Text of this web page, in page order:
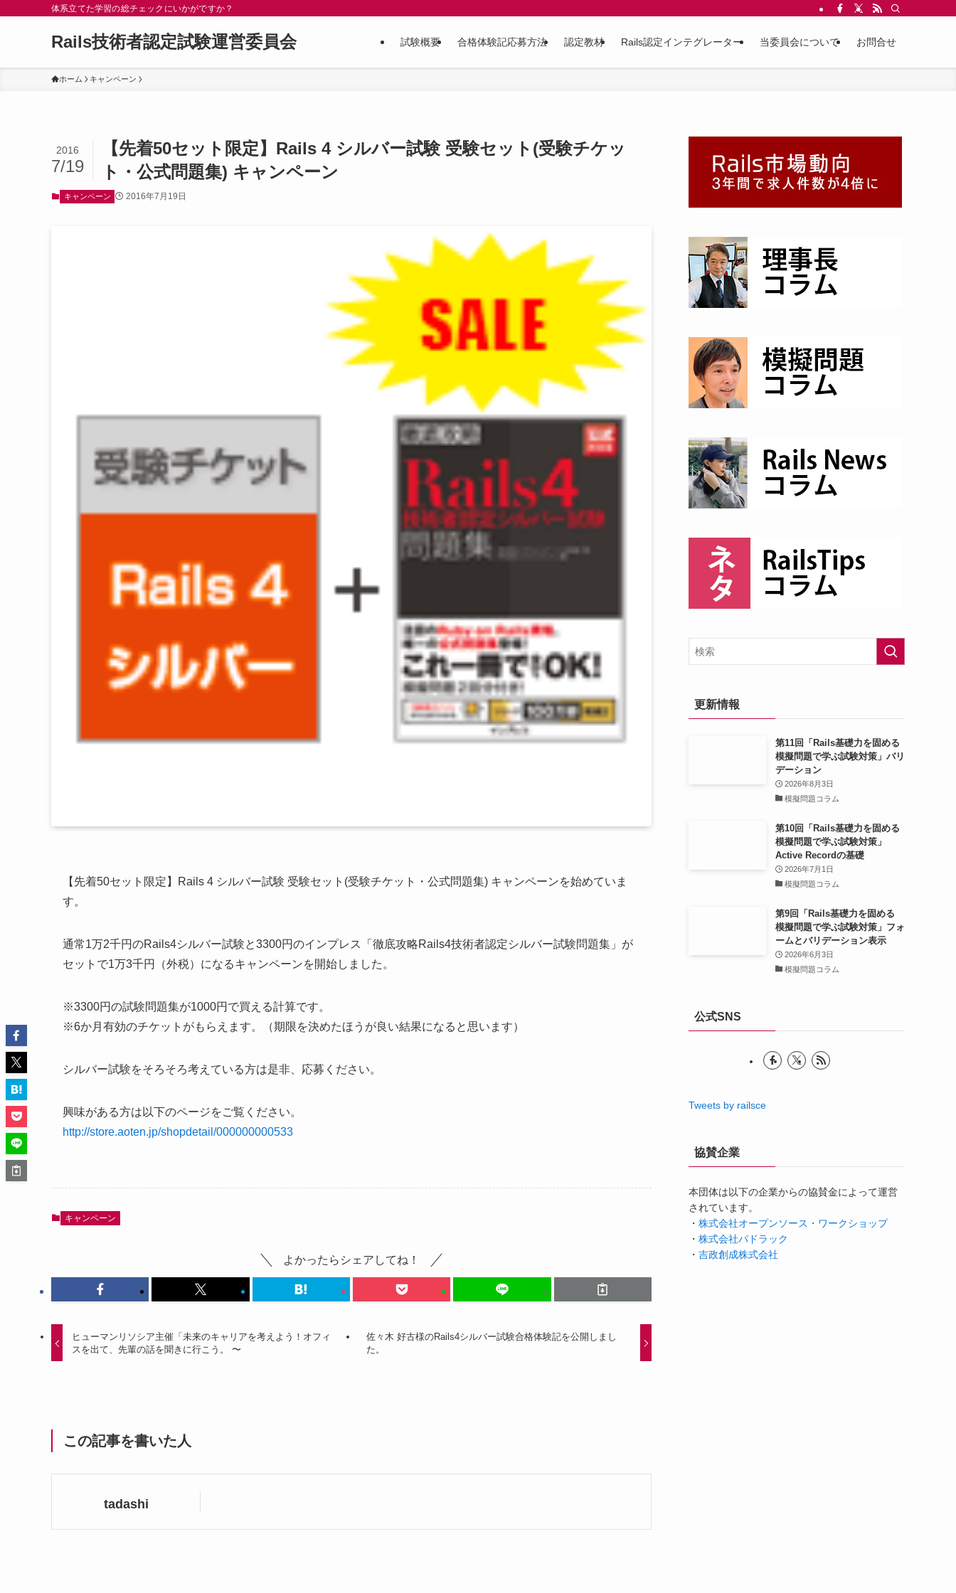
体系立てた学習の総チェックにいかがですか？
Rails技術者認定試験運営委員会 試験概要 合格体験記応募方法 認定教材 Rails認定インテグレーター 当委員会について お問合せ
ホーム キャンペーン
【先着50セット限定】Rails 4 シルバー試験 受験セット(受験チケッ
ト・公式問題集) キャンペーン
2016
7/19
キャンペーン 2016年7月19日
【先着50セット限定】Rails 4 シルバー試験 受験セット(受験チケット・公式問題集) キャンペーンを始めていま
す。
通常1万2千円のRails4シルバー試験と3300円のインプレス「徹底攻略Rails4技術者認定シルバー試験問題集」が
セットで1万3千円（外税）になるキャンペーンを開始しました。
※3300円の試験問題集が1000円で買える計算です。
※6か月有効のチケットがもらえます。（期限を決めたほうが良い結果になると思います）
シルバー試験をそろそろ考えている方は是非、応募ください。
興味がある方は以下のページをご覧ください。
http://store.aoten.jp/shopdetail/000000000533
キャンペーン
よかったらシェアしてね！
ヒューマンリソシア主催「未来のキャリアを考えよう！オフィ
スを出て、先輩の話を聞きに行こう。 〜
佐々木 好古様のRails4シルバー試験合格体験記を公開しまし
た。
この記事を書いた人
tadashi
更新情報
第11回「Rails基礎力を固める
模擬問題で学ぶ試験対策」バリ
デーション
2026年8月3日
模擬問題コラム
第10回「Rails基礎力を固める
模擬問題で学ぶ試験対策」
Active Recordの基礎
2026年7月1日
模擬問題コラム
第9回「Rails基礎力を固める
模擬問題で学ぶ試験対策」フォ
ームとバリデーション表示
2026年6月3日
模擬問題コラム
公式SNS
Tweets by railsce
協賛企業
本団体は以下の企業からの協賛金によって運営
されています。
・ 株式会社オープンソース・ワークショップ
・ 株式会社パドラック
・ 吉政創成株式会社